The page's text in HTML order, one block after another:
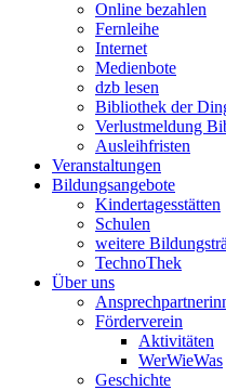
Online bezahlen
Fernleihe
Internet
Medienbote
dzb lesen
Bibliothek der
Verlustmeldung
Ausleihfristen
Veranstaltungen
Bildungsangebote
Kindertagesstätten
Schulen
weitere
TechnoThek
Über uns
Förderverein
Aktivitäten
WerWieWas
Geschichte